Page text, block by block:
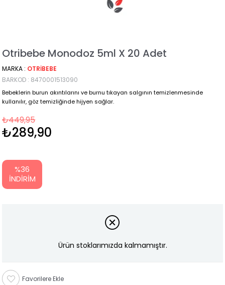
Otribebe Monodoz 5ml X 20 Adet
MARKA : OTRIBEBE
BARKOD : 8470001513090
Bebeklerin burun akıntılarını ve burnu tıkayan salgının temizlenmesinde
kullanılır, göz temizliğinde hijyen sağlar.
₺449,95
₺289,90
%36
İNDIRIM
Ürün stoklarımızda kalmamıştır.
Favorilere Ekle